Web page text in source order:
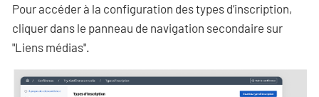
Pour accéder à la configuration des types d’inscription,
cliquer dans le panneau de navigation secondaire sur
"Liens médias".